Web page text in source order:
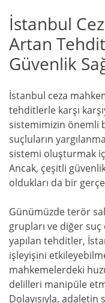
İstanbul
Artan
Güvenlik
İstanbul ceza
tehditlerle karşı
sistemimizin önemli
suçluların
sistemi oluşturmak
Ancak, çeşitli
oldukları da bir
Günümüzde terör
grupları ve diğer
yapılan tehditler,
işleyişini
mahkemelerdeki
delilleri manipüle
Dolayısıyla, adaletin